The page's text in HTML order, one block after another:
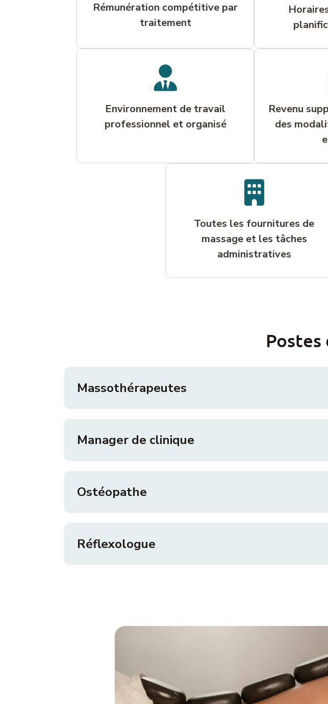
Rémunération compétitive par
traitement
Environnement de travail
professionnel et organisé
Revenu
des
Toutes les fournitures de
massage et les tâches
administratives
Massothérapeutes
Manager de clinique
Ostéopathe
Réflexologue